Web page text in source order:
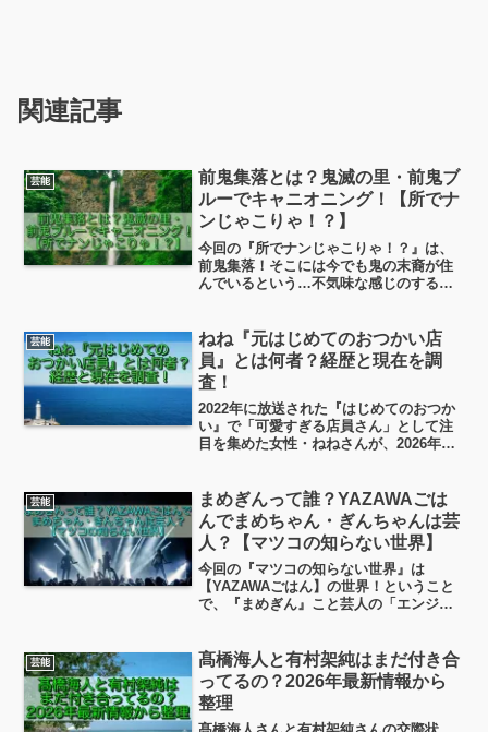
関連記事
芸能
前鬼集落とは？鬼滅の里・前鬼ブ
ルーでキャニオニング！【所でナ
ンじゃこりゃ！？】
今回の『所でナンじゃこりゃ！？』は、
前鬼集落！そこには今でも鬼の末裔が住
んでいるという…不気味な感じのする集
れてます。その川は「キャニオニング」
という体験もできるそう。
芸能
ねね『元はじめてのおつかい店
員』とは何者？経歴と現在を調
査！
2022年に放送された『はじめてのおつか
い』で「可愛すぎる店員さん」として注
目を集めた女性・ねねさんが、2026年に
素顔がはっきり見えず、視聴者の想像を
かき立てていま...
芸能
まめぎんって誰？YAZAWAごは
んでまめちゃん・ぎんちゃんは芸
人？【マツコの知らない世界】
今回の『マツコの知らない世界』は
【YAZAWAごはん】の世界！ということ
で、『まめぎん』こと芸人の「エンジョ
んさんは、芸人のコンビというわけでは
なく、なんとあのロックス...
芸能
髙橋海人と有村架純はまだ付き合
ってるの？2026年最新情報から
整理